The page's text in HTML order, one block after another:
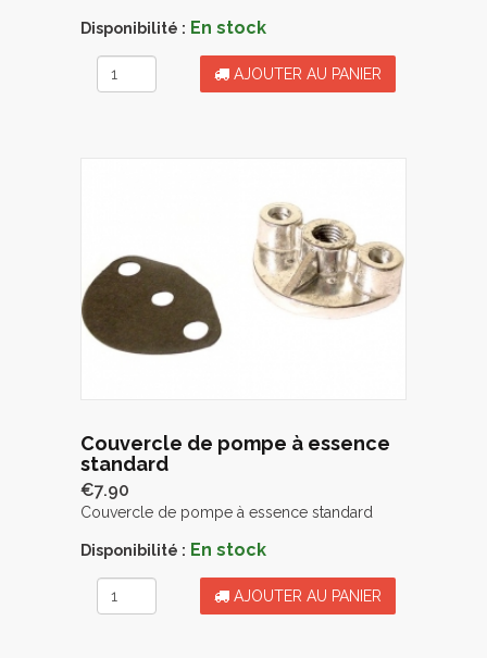
Disponibilité : En stock
AJOUTER AU PANIER
Couvercle de pompe à essence
standard
€7.90
Couvercle de pompe à essence standard
Disponibilité : En stock
AJOUTER AU PANIER